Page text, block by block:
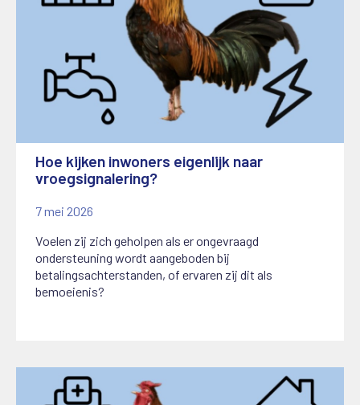
Hoe kijken inwoners eigenlijk naar
vroegsignalering?
7 mei 2026
Voelen zij zich geholpen als er ongevraagd
ondersteuning wordt aangeboden bij
betalingsachterstanden, of ervaren zij dit als
bemoeienis?